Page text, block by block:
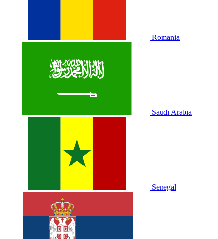
Romania
Saudi Arabia
Senegal